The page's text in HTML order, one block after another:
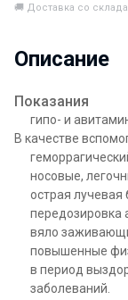
🚚 Доставка со
Описание
Показания
гипо- и
В качестве
носовые,
острая лучевая
передозировка
вяло
повышенные
в период
заболеваний.